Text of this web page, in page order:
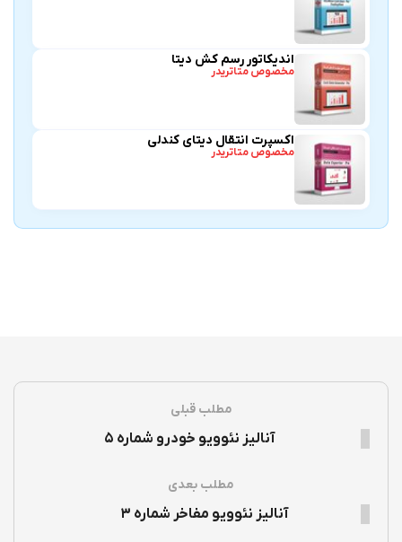
اندیکاتور رسم کش دیتا
مخصوص متاتریدر
اکسپرت انتقال دیتای کندلی
مخصوص متاتریدر
مطلب قبلی
آنالیز نئوویو خودرو شماره ۵
مطلب بعدی
آنالیز نئوویو مفاخر شماره ۳